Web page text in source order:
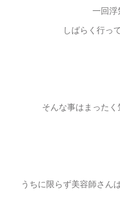
一回
しばらく行っ
そんな事はまった
うちに限らず美容師さん